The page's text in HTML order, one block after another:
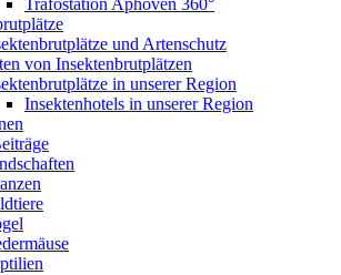
Trafostation Aphoven 360°
und Artenschutz
von Insektenbrutplätzen
in unserer Region
Insektenhotels in unserer Region